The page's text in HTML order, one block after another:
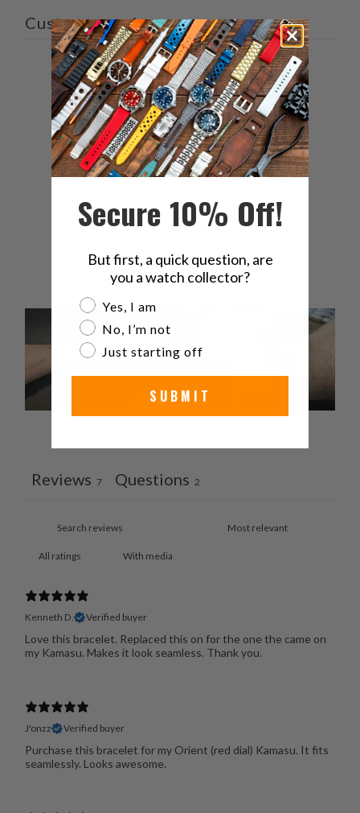
Customer reviews
5 / 57 reviews
5 100%
4
0%
0
0
Reviews 7 Questions 2
With media
Kenneth D. Verified buyer
Love this bracelet. Replaced this on for the one the came on
my Kamasu. Makes it look seamless. Thank you.
J'onzz Verified buyer
Purchase this bracelet for my Orient (red dial) Kamasu. It fits
seamlessly. Looks awesome.
Secure 10% Off!
But first, a quick question, are
you a watch collector?
Are you a watch collector?
Yes, I am
No, I’m not
Just starting off
SUBMIT